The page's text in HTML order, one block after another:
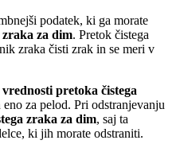
podatek, ki ga morate
za dim. Pretok čistega
zraka čisti zrak in se meri v
vrednosti pretoka čistega
eno za pelod. Pri odstranjevanju
zraka za dim, saj ta
ki jih morate odstraniti.